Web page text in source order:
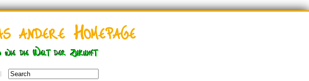
Homepage
wie die Welt der Zukunft